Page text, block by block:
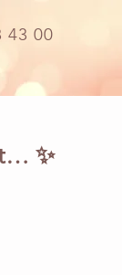
43 00
✨